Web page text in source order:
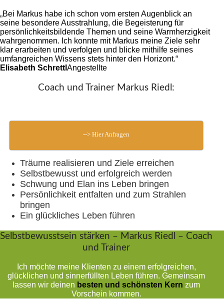
„Bei Markus habe ich schon vom ersten Augenblick an
seine besondere Ausstrahlung, die Begeisterung für
persönlichkeitsbildende Themen und seine Warmherzigkeit
wahrgenommen. Ich konnte mit Markus meine Ziele sehr
klar erarbeiten und verfolgen und blicke mithilfe seines
umfangreichen Wissens stets hinter den Horizont.“
Elisabeth Schrettl Angestellte
Coach und Trainer Markus Riedl:
--> Hier Anfragen
Träume realisieren und Ziele erreichen
Selbstbewusst und erfolgreich werden
Schwung und Elan ins Leben bringen
Persönlichkeit entfalten und zum Strahlen
bringen
Ein glückliches Leben führen
Selbstbewusstsein stärken – Markus Riedl – Coach
und Trainer
Ich möchte meine Klienten zu einem erfolgreichen,
glücklichen und sinnerfüllten Leben führen. Gemeinsam
lassen wir deinen besten und schönsten Kern zum
Vorschein kommen.